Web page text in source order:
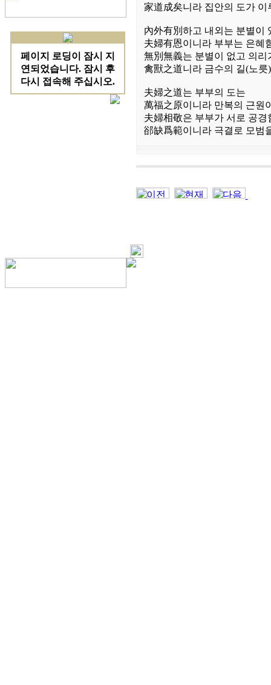
家道成矣니라 집안의 도가 이
內外有別하고 내외는 분별이
夫婦有恩이니라 부부는 은혜
無別無義는 분별이 없고 의리
禽獸之道니라 금수의 길(노릇
夫婦之道는 부부의 도는
萬福之原이니라 만복의 근원
夫婦相敬은 부부가 서로 공경
郤缺爲範이니라 극결로 모범